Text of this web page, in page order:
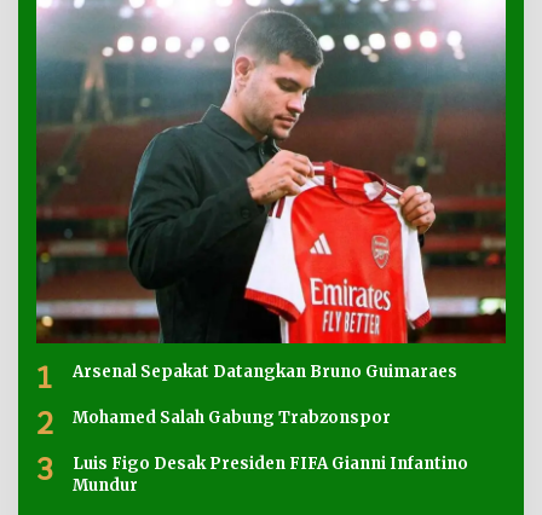
1 Arsenal Sepakat Datangkan Bruno Guimaraes
2 Mohamed Salah Gabung Trabzonspor
3
Luis Figo Desak Presiden FIFA Gianni Infantino
Mundur